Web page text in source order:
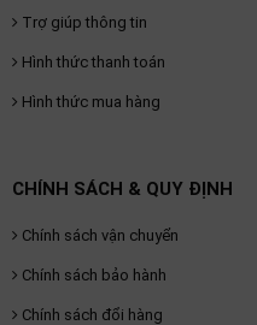
Trợ giúp thông tin
Hình thức thanh toán
Hình thức mua hàng
CHÍNH SÁCH & QUY ĐỊNH
Chính sách vận chuyển
Chính sách bảo hành
Chính sách đổi hàng